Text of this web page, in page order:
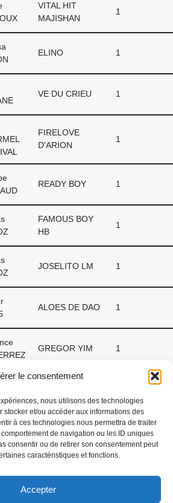
le consentement
nous utilisons des technologies
stocker et/ou accéder aux informations des
à ces technologies nous permettra de traiter
de navigation ou les ID uniques
consentir ou de retirer son consentement peut
caractéristiques et fonctions.
Accepter
VITAL HIT
MAJISHAN
1
ELINO 1
VE DU CRIEU 1
FIRELOVE
D'ARION
1
READY BOY 1
FAMOUS BOY
HB
1
JOSELITO LM 1
ALOES DE DAO 1
GREGOR YIM 1
1 to 18 of 18 entries
1 Next